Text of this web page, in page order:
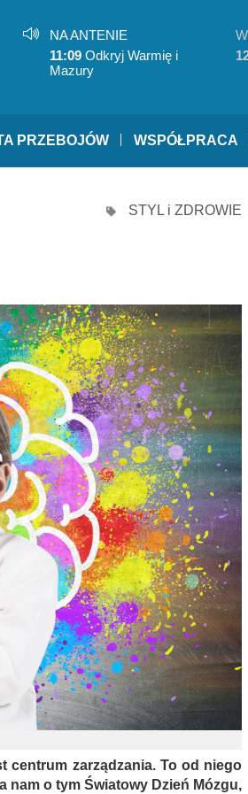
NA ANTENIE
11:09 Odkryj Warmię i
Mazury
PRZEBOJÓW WSPÓŁPRACA
STYL i ZDROWIE
centrum zarządzania. To od niego
nam o tym Światowy Dzień Mózgu,